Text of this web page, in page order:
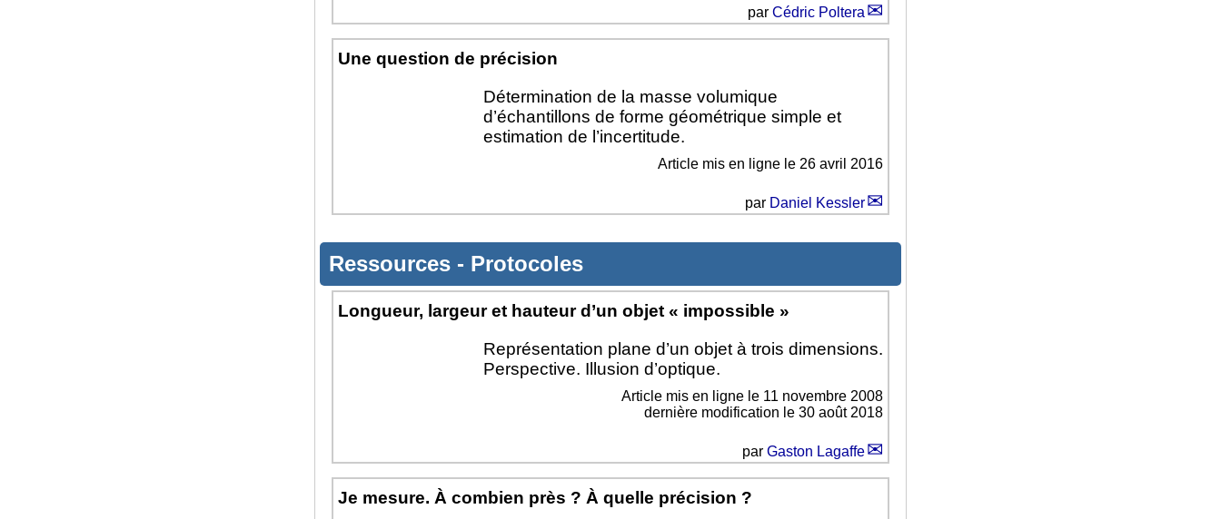
parCédric Poltera
Une question de précision
Détermination de la masse volumique
d’échantillons de forme géométrique simple et
estimation de l’incertitude.
Article mis en ligne le26 avril 2016
par Daniel Kessler
Ressources - Protocoles
Longueur, largeur et hauteur d’un objet « impossible »
Représentation plane d’un objet à trois dimensions.
Perspective. Illusion d’optique.
Article mis en ligne le 11 novembre 2008
dernière modification le 30 août 2018
parGaston Lagaffe
Je mesure. À combien près ? À quelle précision ?